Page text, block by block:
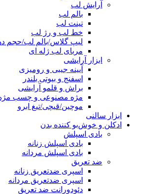
آرایش لب
بالم لب
تینت لب
خط لب و رژ لب
لیپ گلاس/بالم لب/حجم
مربای لب ژله ای
ابزار آرایشی
آیینه جیبی و رومیزی
اسفنج و بیوتی بلندر
براش و قلمو آرایشی
مژه مصنوعی و چسب
موچین/قیچی/تیغ ابرو
ابزار سالنی
ادکلن و خوش‌بو کننده بدن
بادی اسپلش
بادی اسپلش زنانه
بادی اسپلش مردانه
ضد تعریق
اسپری ضدتعریق زنانه
اسپری ضدتعریق مردانه
دئودورانت ضد تعریق